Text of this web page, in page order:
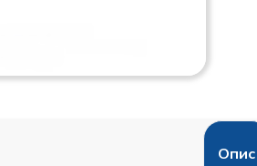
Опис